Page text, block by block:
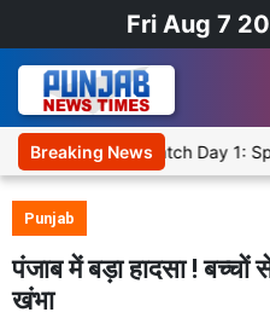
Fri Aug 7
Breaking News
Warm-Up Match Day 1:
Punjab
पंजाब में बड़ा हादसा ! बच्चों
खंभा